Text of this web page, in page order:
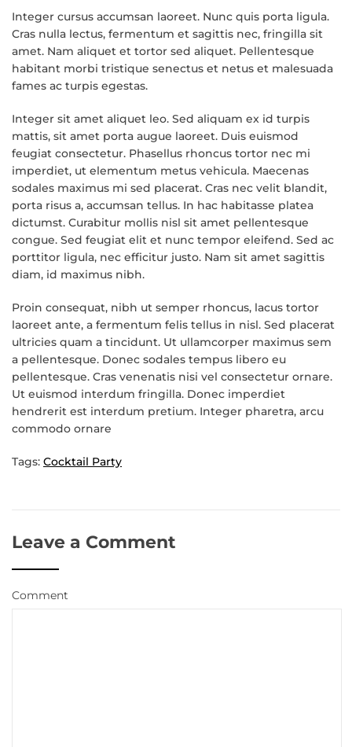
Integer cursus accumsan laoreet. Nunc quis porta ligula.
Cras nulla lectus, fermentum et sagittis nec, fringilla sit
amet. Nam aliquet et tortor sed aliquet. Pellentesque
habitant morbi tristique senectus et netus et malesuada
fames ac turpis egestas.
Integer sit amet aliquet leo. Sed aliquam ex id turpis
mattis, sit amet porta augue laoreet. Duis euismod
feugiat consectetur. Phasellus rhoncus tortor nec mi
imperdiet, ut elementum metus vehicula. Maecenas
sodales maximus mi sed placerat. Cras nec velit blandit,
porta risus a, accumsan tellus. In hac habitasse platea
dictumst. Curabitur mollis nisl sit amet pellentesque
congue. Sed feugiat elit et nunc tempor eleifend. Sed ac
porttitor ligula, nec efficitur justo. Nam sit amet sagittis
diam, id maximus nibh.
Proin consequat, nibh ut semper rhoncus, lacus tortor
laoreet ante, a fermentum felis tellus in nisl. Sed placerat
ultricies quam a tincidunt. Ut ullamcorper maximus sem
a pellentesque. Donec sodales tempus libero eu
pellentesque. Cras venenatis nisi vel consectetur ornare.
Ut euismod interdum fringilla. Donec imperdiet
hendrerit est interdum pretium. Integer pharetra, arcu
commodo ornare
Tags: Cocktail Party
Leave a Comment
Comment